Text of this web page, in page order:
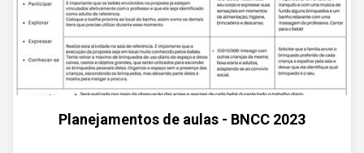
Planejamentos de aulas - BNCC 2023